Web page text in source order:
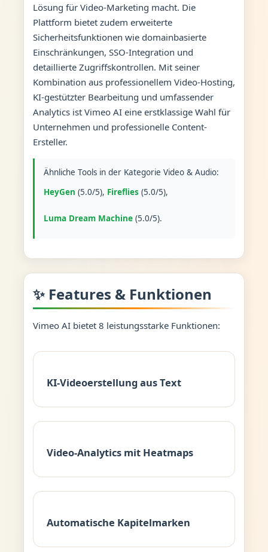
Lösung für Video-Marketing macht. Die
Plattform bietet zudem erweiterte
Sicherheitsfunktionen wie domainbasierte
Einschränkungen, SSO-Integration und
detaillierte Zugriffskontrollen. Mit seiner
Kombination aus professionellem Video-Hosting,
KI-gestützter Bearbeitung und umfassender
Analytics ist Vimeo AI eine erstklassige Wahl für
Unternehmen und professionelle Content-
Ersteller.
Ähnliche Tools in der Kategorie Video & Audio:
HeyGen (5.0/5), Fireflies(5.0/5),
Luma Dream Machine(5.0/5).
✨ Features & Funktionen
Vimeo AI bietet 8 leistungsstarke Funktionen:
KI-Videoerstellung aus Text
Video-Analytics mit Heatmaps
Automatische Kapitelmarken